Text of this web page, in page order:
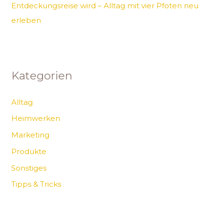
Entdeckungsreise wird – Alltag mit vier Pfoten neu
erleben
Kategorien
Alltag
Heimwerken
Marketing
Produkte
Sonstiges
Tipps & Tricks